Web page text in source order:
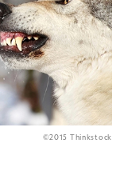
©2015 Thinkstock